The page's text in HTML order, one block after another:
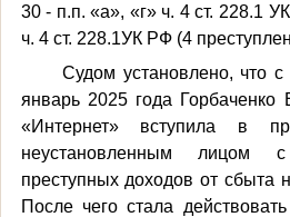
30 - п.п. «а», «г» ч. 4 ст. 228.1
ч. 4 ст. 228.1УК РФ (4
Судом установлено, что
январь 2025 года Горбаченко
«Интернет» вступила в
неустановленным лицом
преступных доходов от сбыта
После чего стала